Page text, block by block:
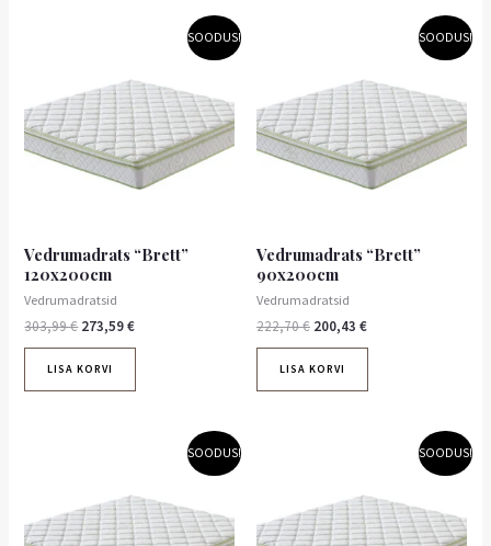
SOODUS!
Vedrumadrats “Brett”
120x200cm
Vedrumadratsid
303,99€
303,99 €.
273,59€
Praegune
273,59 €.
LISA KORVI
SOODUS!
Vedrumadrats “Brett”
90x200cm
Vedrumadratsid
222,70€
222,70 €.
200,43 €
Praegune
200,43 €.
LISA KORVI
SOODUS!
314,20 €.
Praegune
282,78 €.
SOODUS!
202,40 €.
Praegune
182,16 €.